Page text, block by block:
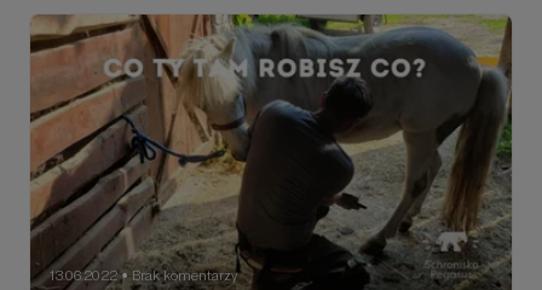
13.06.2022 ● Brak komentarzy